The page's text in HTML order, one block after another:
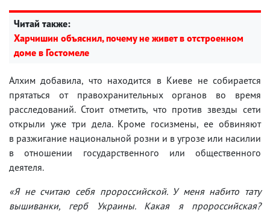
Читай также:
Харчишин объяснил, почему не живет в отстроенном
доме в Гостомеле
Алхим добавила, что находится в Киеве не собирается
прятаться от правохранительных органов во время
расследований. Стоит отметить, что против звезды сети
открыли уже три дела. Кроме госизмены, ее обвиняют
в разжигание национальной розни и в угрозе или насилии
в отношении государственного или общественного
деятеля.
«Я не считаю себя пророссийской. У меня набито тату
вышиванки, герб Украины. Какая я пророссийская?